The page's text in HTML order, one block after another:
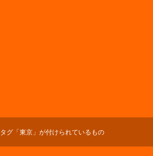
タグ「東京」が付けられているもの